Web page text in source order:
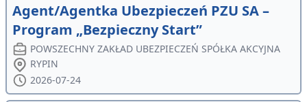
Agent/Agentka Ubezpieczeń PZU SA –
Program „Bezpieczny Start”
POWSZECHNY ZAKŁAD UBEZPIECZEŃ SPÓŁKA AKCYJNA
RYPIN
2026-07-24